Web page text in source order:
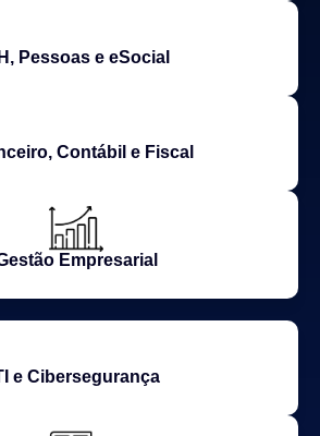
Pessoas e eSocial
Contábil e Fiscal
Empresarial
e Cibersegurança